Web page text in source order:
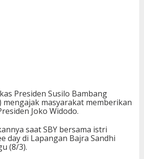
Presiden Susilo Bambang
mengajak masyarakat memberikan
Joko Widodo.
saat SBY bersama istri
day di Lapangan Bajra Sandhi
(8/3).